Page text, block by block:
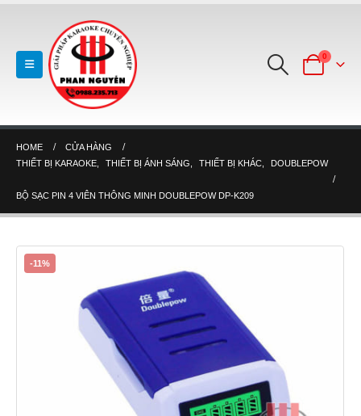
0
HOME
CỬA HÀNG
THIẾT BỊ KARAOKE
THIẾT BỊ ÁNH SÁNG THIẾT BỊ KHÁC DOUBLEPOW
BỘ SẠC PIN 4 VIÊN THÔNG MINH DOUBLEPOW DP-K209
-11%